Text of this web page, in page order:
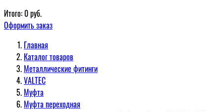
Итого: 0руб.
Оформить заказ
Главная
Каталог товаров
Металлические фитинги
VALTEC
Муфта
Муфта переходная